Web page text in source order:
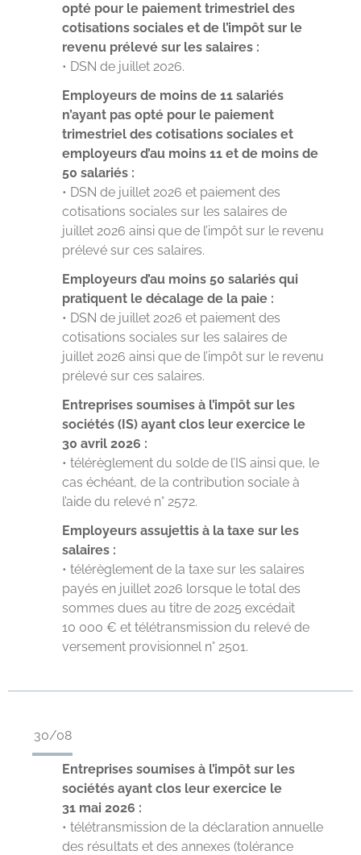
opté pour le paiement trimestriel des
cotisations sociales et de l’impôt sur le
revenu prélevé sur les salaires :
• DSN de juillet 2026.
Employeurs de moins de 11 salariés
n’ayant pas opté pour le paiement
trimestriel des cotisations sociales et
employeurs d’au moins 11 et de moins de
50 salariés :
• DSN de juillet 2026 et paiement des
cotisations sociales sur les salaires de
juillet 2026 ainsi que de l’impôt sur le revenu
prélevé sur ces salaires.
Employeurs d’au moins 50 salariés qui
pratiquent le décalage de la paie :
• DSN de juillet 2026 et paiement des
cotisations sociales sur les salaires de
juillet 2026 ainsi que de l’impôt sur le revenu
prélevé sur ces salaires.
Entreprises soumises à l’impôt sur les
sociétés (IS) ayant clos leur exercice le
30 avril 2026 :
• télérèglement du solde de l’IS ainsi que, le
cas échéant, de la contribution sociale à
l’aide du relevé n° 2572.
Employeurs assujettis à la taxe sur les
salaires :
• télérèglement de la taxe sur les salaires
payés en juillet 2026 lorsque le total des
sommes dues au titre de 2025 excédait
10 000 € et télétransmission du relevé de
versement provisionnel n° 2501.
30/08
Entreprises soumises à l’impôt sur les
sociétés ayant clos leur exercice le
31 mai 2026 :
• télétransmission de la déclaration annuelle
des résultats et des annexes (tolérance